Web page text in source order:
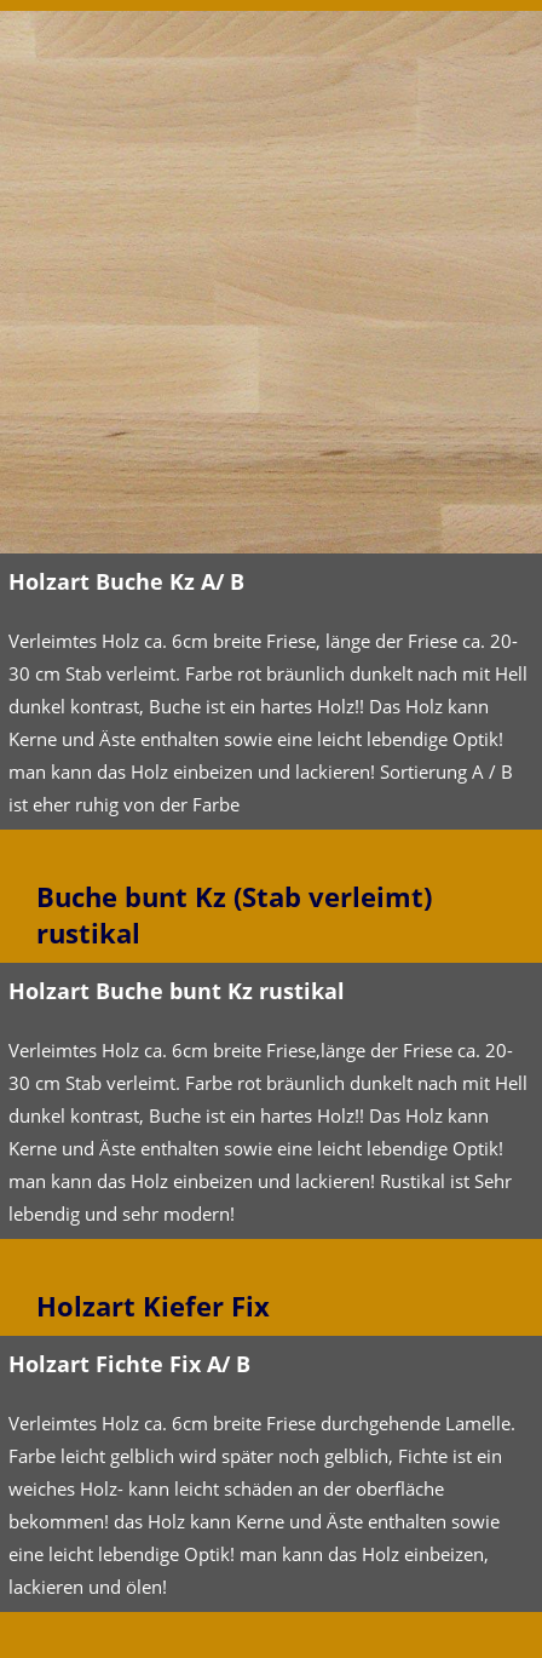
Holzart Buche Kz A/ B
Verleimtes Holz ca. 6cm breite Friese, länge der Friese ca. 20-
30 cm Stab verleimt. Farbe rot bräunlich dunkelt nach mit Hell
dunkel kontrast, Buche ist ein hartes Holz!! Das Holz kann
Kerne und Äste enthalten sowie eine leicht lebendige Optik!
man kann das Holz einbeizen und lackieren! Sortierung A / B
ist eher ruhig von der Farbe
Buche bunt Kz (Stab verleimt)
rustikal
Holzart Buche bunt Kz rustikal
Verleimtes Holz ca. 6cm breite Friese,länge der Friese ca. 20-
30 cm Stab verleimt. Farbe rot bräunlich dunkelt nach mit Hell
dunkel kontrast, Buche ist ein hartes Holz!! Das Holz kann
Kerne und Äste enthalten sowie eine leicht lebendige Optik!
man kann das Holz einbeizen und lackieren! Rustikal ist Sehr
lebendig und sehr modern!
Holzart Kiefer Fix
Holzart Fichte Fix A/ B
Verleimtes Holz ca. 6cm breite Friese durchgehende Lamelle.
Farbe leicht gelblich wird später noch gelblich, Fichte ist ein
weiches Holz- kann leicht schäden an der oberfläche
bekommen! das Holz kann Kerne und Äste enthalten sowie
eine leicht lebendige Optik! man kann das Holz einbeizen,
lackieren und ölen!